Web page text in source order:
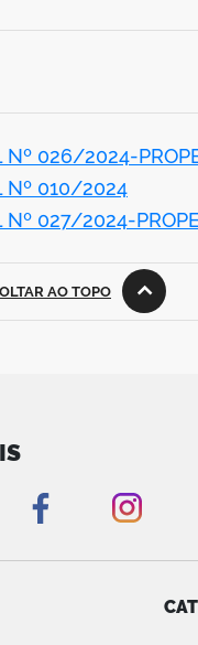
Nº 026/2024-
Nº 010/2024
Nº 027/2024-
AO TOPO